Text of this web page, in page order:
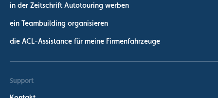
in der Zeitschrift Autotouring werben
ein Teambuilding organisieren
die ACL-Assistance für meine Firmenfahrzeuge
Support